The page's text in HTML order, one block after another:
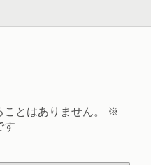
とはありません。
※
す